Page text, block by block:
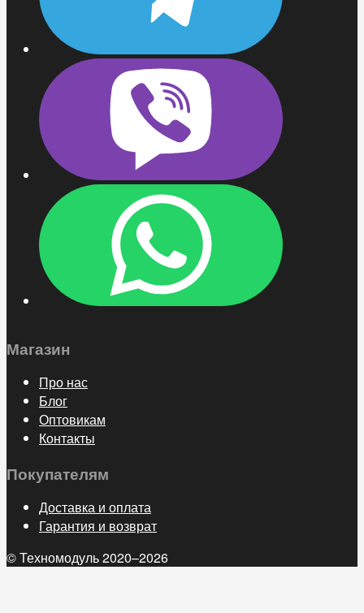
Магазин
Про нас
Блог
Оптовикам
Контакты
Покупателям
Доставка и оплата
Гарантия и возврат
© Техномодуль 2020–2026